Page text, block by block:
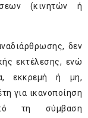
(κινητών ή
δεν
εκτέλεσης, ενώ
εκκρεμή ή μη,
για ικανοποίηση
τη σύμβαση